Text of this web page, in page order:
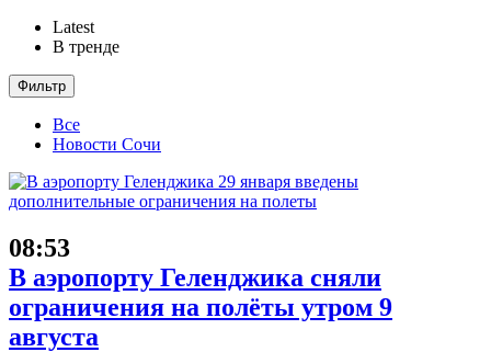
Latest
В тренде
Фильтр
Все
Новости Сочи
08:53
В аэропорту Геленджика сняли
ограничения на полёты утром 9
августа